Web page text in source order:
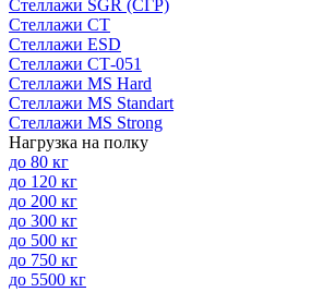
Стеллажи SGR (СГР)
Стеллажи СТ
Стеллажи ESD
Стеллажи СТ-051
Стеллажи MS Hard
Стеллажи MS Standart
Стеллажи MS Strong
Нагрузка на полку
до 80 кг
до 120 кг
до 200 кг
до 300 кг
до 500 кг
до 750 кг
до 5500 кг